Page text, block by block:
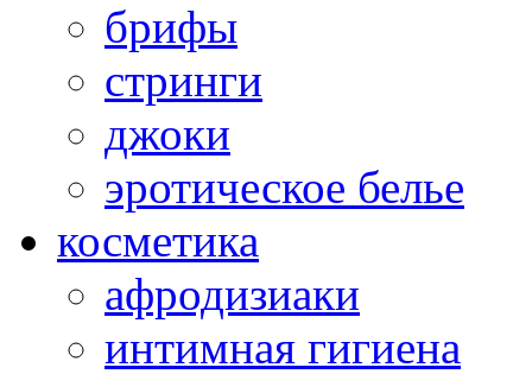
брифы
стринги
джоки
эротическое белье
косметика
афродизиаки
интимная гигиена